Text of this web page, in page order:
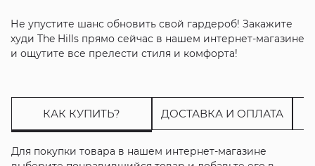
Не упустите шанс обновить свой гардероб! Закажите
худи The Hills прямо сейчас в нашем интернет-магазине
и ощутите все прелести стиля и комфорта!
КАК КУПИТЬ? ДОСТАВКА И ОПЛАТА
Для покупки товара в нашем интернет-магазине